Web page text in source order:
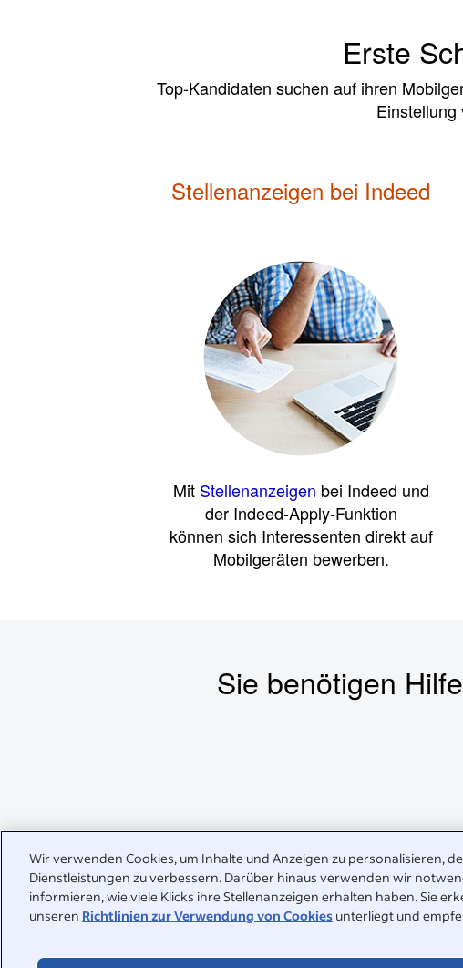
Wir verwenden Cookies, um Inhalte und Anzeigen zu personalisieren,
Dienstleistungen zu verbessern. Darüber hinaus verwenden wir
informieren, wie viele Klicks ihre Stellenanzeigen erhalten haben. Sie
unseren Richtlinien zur Verwendung von Cookies unterliegt und
Erste
Top-Kandidaten suchen auf ihren
Stellenanzeigen bei Indeed
Mit Stellenanzeigen bei Indeed und
der Indeed-Apply-Funktion
können sich Interessenten direkt auf
Mobilgeräten bewerben.
Sie benötigen
Wir sind für Sie da
können uns aber auch direkt kontaktieren.